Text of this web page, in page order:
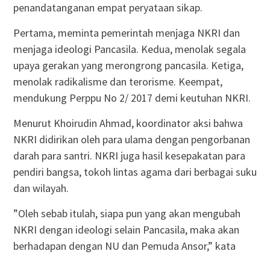
penandatanganan empat peryataan sikap.
Pertama, meminta pemerintah menjaga NKRI dan
menjaga ideologi Pancasila. Kedua, menolak segala
upaya gerakan yang merongrong pancasila. Ketiga,
menolak radikalisme dan terorisme. Keempat,
mendukung Perppu No 2/ 2017 demi keutuhan NKRI.
Menurut Khoirudin Ahmad, koordinator aksi bahwa
NKRI didirikan oleh para ulama dengan pengorbanan
darah para santri. NKRI juga hasil kesepakatan para
pendiri bangsa, tokoh lintas agama dari berbagai suku
dan wilayah.
”Oleh sebab itulah, siapa pun yang akan mengubah
NKRI dengan ideologi selain Pancasila, maka akan
berhadapan dengan NU dan Pemuda Ansor,” kata